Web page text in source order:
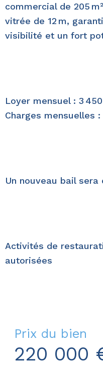
commercial de 205
vitrée de 12 m,
visibilité et un fort
Loyer mensuel : 3
Charges mensuelles
Un nouveau bailsera
Activités de
autorisées
Prix du bien
220 000